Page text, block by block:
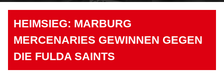
HEIMSIEG: MARBURG
MERCENARIES GEWINNEN GEGEN
DIE FULDA SAINTS